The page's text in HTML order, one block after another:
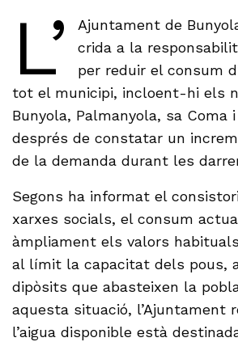
L’
Ajuntament de
crida a la
per reduir el consum
tot el municipi, incloent-hi els
Bunyola, Palmanyola, sa Coma
després de constatar un
de la demanda durant les
Segons ha informat el
xarxes socials, el consum
àmpliament els valors
al límit la capacitat dels pous,
dipòsits que abasteixen la
aquesta situació, l’Ajuntament
l’aigua disponible està